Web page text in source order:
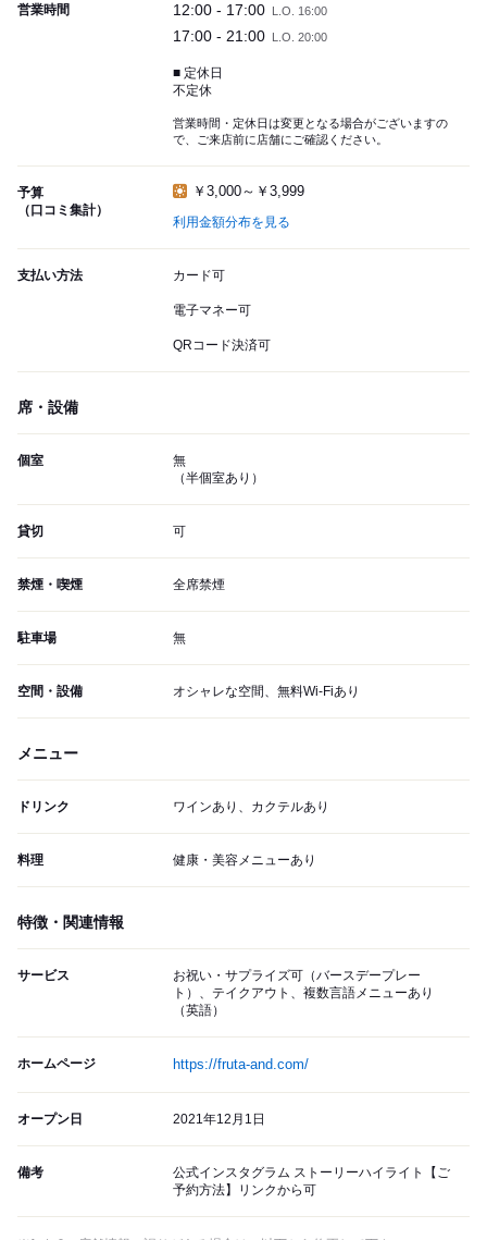
営業時間 12:00 - 17:00 L.O. 16:00
17:00 - 21:00 L.O. 20:00
■ 定休日
不定休
営業時間・定休日は変更となる場合がございますの
で、ご来店前に店舗にご確認ください。
予算
（口コミ集計）
￥3,000～￥3,999
利用金額分布を見る
支払い方法 カード可
電子マネー可
QRコード決済可
席・設備
個室
無
（半個室あり）
貸切 可
禁煙・喫煙 全席禁煙
駐車場 無
空間・設備 オシャレな空間、無料Wi-Fiあり
メニュー
ドリンク ワインあり、カクテルあり
料理 健康・美容メニューあり
特徴・関連情報
サービス
お祝い・サプライズ可（バースデープレー
ト）、テイクアウト、複数言語メニューあり
（英語）
ホームページ https://fruta-and.com/
オープン日 2021年12月1日
備考
公式インスタグラム ストーリーハイライト【ご
予約方法】リンクから可